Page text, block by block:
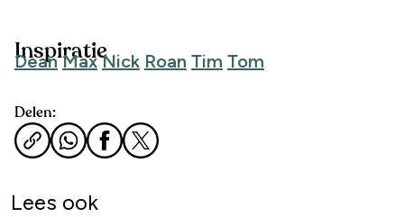
Inspiratie
Dean Max Nick Roan Tim Tom
Delen:
Lees ook